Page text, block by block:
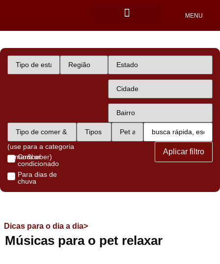
MENU
(use para a categoria
comer&beber)
Com ar
condicionado
Para dias de
chuva
Aplicar filtro
Dicas para o dia a dia>
Músicas para o pet relaxar